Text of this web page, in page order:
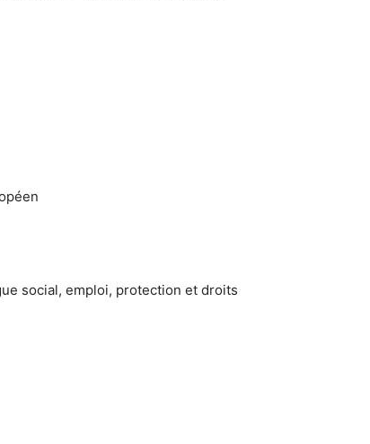
social, emploi, protection et droits